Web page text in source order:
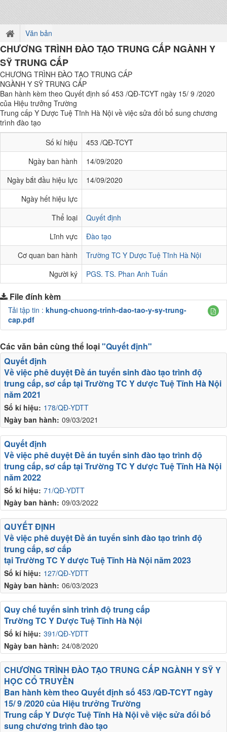
Văn bản
CHƯƠNG TRÌNH ĐÀO TẠO TRUNG CẤP NGÀNH Y
SỸ TRUNG CẤP
CHƯƠNG TRÌNH ĐÀO TẠO TRUNG CẤP
NGÀNH Y SỸ TRUNG CẤP
Ban hành kèm theo Quyết định số 453 /QĐ-TCYT ngày 15/ 9 /2020
của Hiệu trưởng Trường
Trung cấp Y Dược Tuệ Tĩnh Hà Nội về việc sửa đổi bổ sung chương
trình đào tạo
Số kí hiệu
453 /QĐ-TCYT
Ngày ban hành
14/09/2020
Ngày bắt đầu hiệu lực
14/09/2020
Ngày hết hiệu lực
Thể loại
Quyết định
Lĩnh vực
Đào tạo
Cơ quan ban hành
Trường TC Y Dược Tuệ Tĩnh Hà Nội
Người ký
PGS. TS. Phan Anh Tuấn
File đính kèm
Tải tập tin : khung-chuong-trinh-dao-tao-y-sy-trung-
cap.pdf
Các văn bản cùng thể loại"Quyết định"
Số kí hiệu: 178/QĐ-YDTT
Ngày ban hành: 09/03/2021
Quyết định
Về việc phê duyệt Đề án tuyển sinh đào tạo trình độ
trung cấp, sơ cấp tại Trường TC Y dược Tuệ Tĩnh Hà Nội
năm 2021
Số kí hiệu: 71/QĐ-YDTT
Ngày ban hành: 09/03/2022
Quyết định
Về việc phê duyệt Đề án tuyển sinh đào tạo trình độ
trung cấp, sơ cấp tại Trường TC Y dược Tuệ Tĩnh Hà Nội
năm 2022
Số kí hiệu: 127/QĐ-YDTT
Ngày ban hành: 06/03/2023
QUYẾT ĐỊNH
Về việc phê duyệt Đề án tuyển sinh đào tạo trình độ
trung cấp, sơ cấp
tại Trường TC Y dược Tuệ Tĩnh Hà Nội năm 2023
Số kí hiệu: 391/QĐ-YDTT
Ngày ban hành: 24/08/2020
Quy chế tuyển sinh trình độ trung cấp
Trường TC Y Dược Tuệ Tĩnh Hà Nội
CHƯƠNG TRÌNH ĐÀO TẠO TRUNG CẤP NGÀNH Y SỸ Y
HỌC CỔ TRUYỀN
Ban hành kèm theo Quyết định số 453 /QĐ-TCYT ngày
15/ 9 /2020 của Hiệu trưởng Trường
Trung cấp Y Dược Tuệ Tĩnh Hà Nội về việc sửa đổi bổ
sung chương trình đào tạo